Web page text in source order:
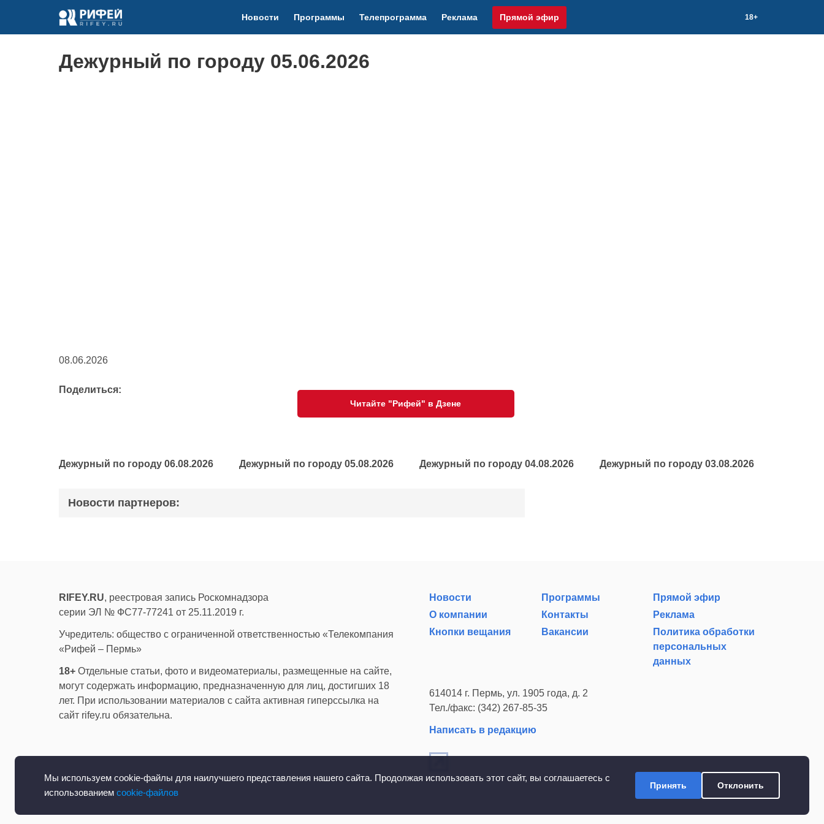
Новости Программы Телепрограмма Реклама Прямой эфир 18+
Дежурный по городу 05.06.2026
08.06.2026
Поделиться:
Читайте "Рифей" в Дзене
Мы используем cookie-файлы для наилучшего представления нашего сайта. Продолжая использовать этот сайт, вы соглашаетесь с
использованием cookie-файлов
Принять Отклонить
Дежурный по городу 06.08.2026 Дежурный по городу 05.08.2026 Дежурный по городу 04.08.2026 Дежурный по городу 03.08.2026
Новости партнеров:
RIFEY.RU, реестровая запись Роскомнадзора
серии ЭЛ № ФС77-77241 от 25.11.2019 г.
Учредитель: общество с ограниченной ответственностью «Телекомпания
«Рифей – Пермь»
18+ Отдельные статьи, фото и видеоматериалы, размещенные на сайте,
могут содержать информацию, предназначенную для лиц, достигших 18
лет. При использовании материалов с сайта активная гиперссылка на
сайт rifey.ru обязательна.
Новости Программы
Прямой эфир
О компании
Контакты
Реклама
Кнопки вещания
Вакансии
Политика обработки
персональных
данных
614014 г. Пермь, ул. 1905 года, д. 2
Тел./факс: (342) 267-85-35
Написать в редакцию